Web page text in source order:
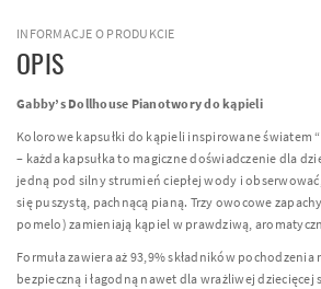
INFORMACJE O PRODUKCIE
OPIS
Gabby’s Dollhouse Pianotwory do kąpieli
Kolorowe kapsułki do kąpieli inspirowane światem
– każda kapsułka to magiczne doświadczenie dla
jedną pod silny strumień ciepłej wody i
się puszystą, pachnącą pianą. Trzy owocowe
pomelo) zamieniają kąpiel w prawdziwą,
Formuła zawiera aż 93,9% składników
bezpieczną i łagodną nawet dla wrażliwej